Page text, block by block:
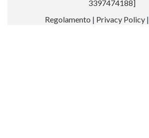
3397474188]
Regolamento | Privacy Policy|